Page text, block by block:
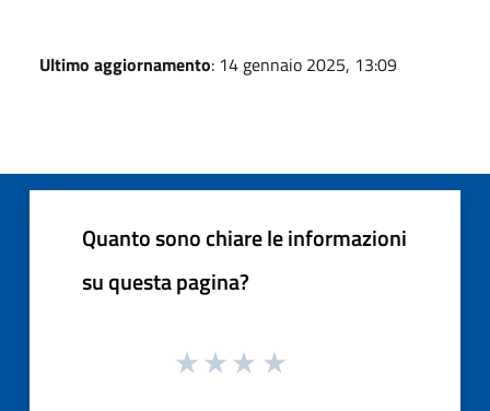
Ultimo aggiornamento: 14 gennaio 2025, 13:09
Quanto sono chiare le informazioni
su questa pagina?